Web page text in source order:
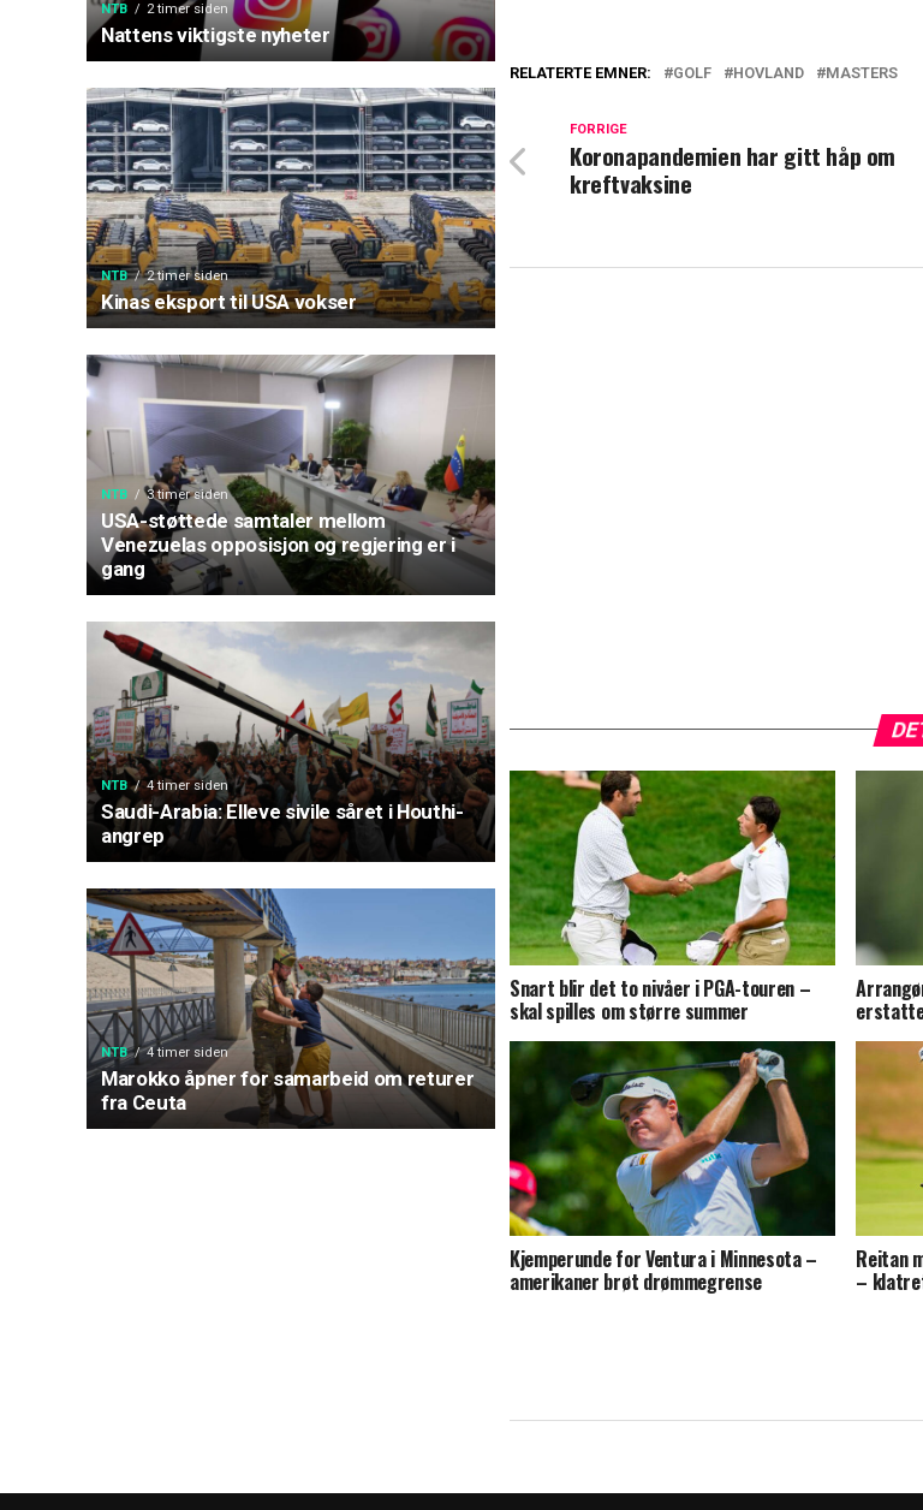
NTB 2 timer siden
Nattens viktigste nyheter
NTB 2 timer siden
Kinas eksport til USA vokser
NTB 3 timer siden
USA-støttede samtaler mellom
Venezuelas opposisjon og regjering er i
gang
NTB 4 timer siden
Saudi-Arabia: Elleve sivile såret i Houthi-
angrep
NTB 4 timer siden
Marokko åpner for samarbeid om returer
fra Ceuta
RELATERTE EMNER: GOLF HOVLAND MASTERS
FORRIGE
Koronapandemien har gitt håp om
kreftvaksine
Snart blir det to nivåer i PGA-touren –
skal spilles om større summer
Kjemperunde for Ventura i Minnesota –
amerikaner brøt drømmegrense
Reitan
–